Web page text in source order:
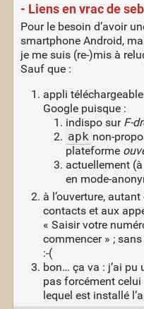
- Liens en vrac de
Pour le besoin d’avoir
smartphone Android,
je me suis (re-)mis à
Sauf que :
appli
Google puisque :
indispo sur F-
apk non-
plateforme
actuellement (à
en mode-
à l’ouverture,
contacts et aux
« Saisir votre
commencer » ;
:-(
bon… ça va : j’ai pu
pas forcément
lequel est installé